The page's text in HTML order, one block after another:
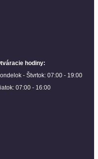
hodiny:
- Štvrtok: 07:00 - 19:00
07:00 - 16:00